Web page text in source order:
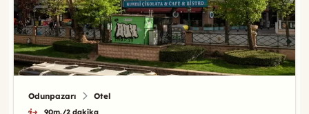
Odunpazarı Otel
90m./2 dakika